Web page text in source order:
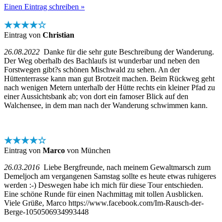
Einen Eintrag schreiben »
★★★★☆
Eintrag von Christian
26.08.2022 Danke für die sehr gute Beschreibung der Wanderung.
Der Weg oberhalb des Bachlaufs ist wunderbar und neben den
Forstwegen gibt?s schönen Mischwald zu sehen. An der
Hüttenterrasse kann man gut Brotzeit machen. Beim Rückweg geht
nach wenigen Metern unterhalb der Hütte rechts ein kleiner Pfad zu
einer Aussichtsbank ab; von dort ein famoser Blick auf den
Walchensee, in dem man nach der Wanderung schwimmen kann.
★★★★☆
Eintrag von Marco von München
26.03.2016 Liebe Bergfreunde, nach meinem Gewaltmarsch zum
Demeljoch am vergangenen Samstag sollte es heute etwas ruhigeres
werden :-) Deswegen habe ich mich für diese Tour entschieden.
Eine schöne Runde für einen Nachmittag mit tollen Ausblicken.
Viele Grüße, Marco https://www.facebook.com/Im-Rausch-der-
Berge-1050506934993448